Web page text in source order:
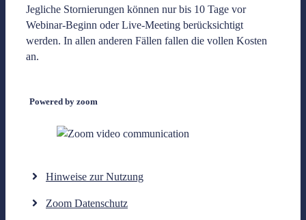
Jegliche Stornierungen können nur bis 10 Tage vor
Webinar-Beginn oder Live-Meeting berücksichtigt
werden. In allen anderen Fällen fallen die vollen Kosten
an.
Powered by zoom
Hinweise zur Nutzung
Zoom Datenschutz